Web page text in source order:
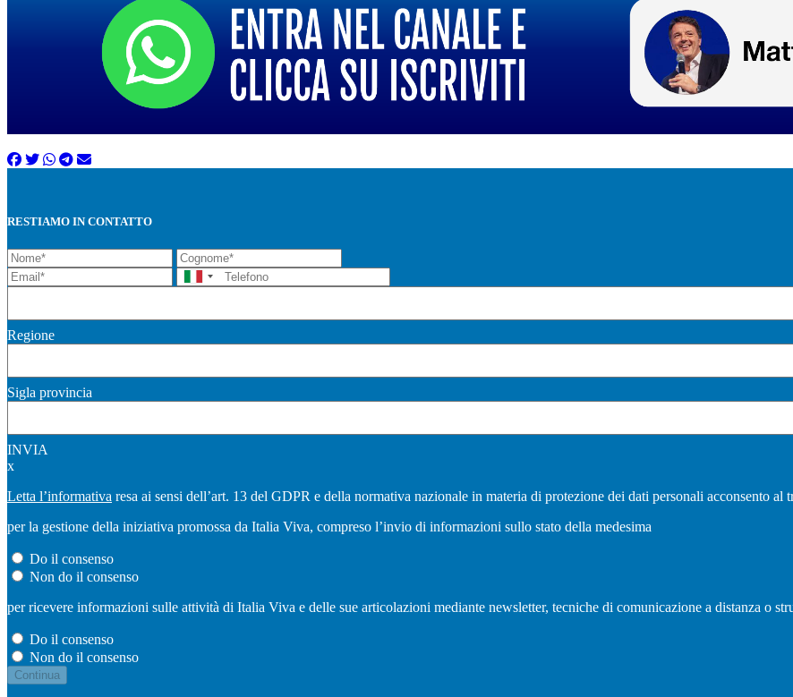
RESTIAMO IN CONTATTO
Regione
Sigla provincia
INVIA
x
Letta l’informativa resa ai sensi dell’art. 13 del GDPR e della normativa nazionale in materia di protezione dei dati personali acconsento al
per la gestione della iniziativa promossa da Italia Viva, compreso l’invio di informazioni sullo stato della medesima
Do il consenso
Non do il consenso
per ricevere informazioni sulle attività di Italia Viva e delle sue articolazioni mediante newsletter, tecniche di comunicazione a distanza o
Do il consenso
Non do il consenso